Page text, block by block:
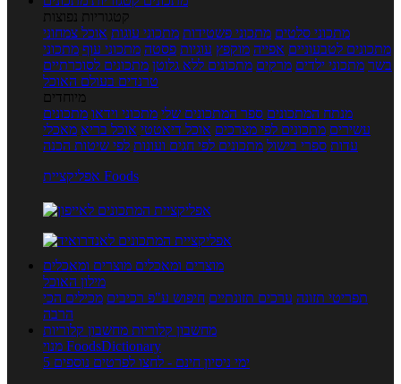
קטגוריות נפוצות
מתכוני סלטים מתכוני פשטידות מתכוני עוגות אוכל צמחוני
מתכונים לטבעוניים אפייה מוקפץ עוגיות פסטה מתכוני עוף מתכוני
בשר מתכוני ילדים מרקים מתכונים ללא גלוטן מתכונים לסוכרתיים
טרנדים בעולם האוכל
מיוחדים
מנתח המתכונים ספר המתכונים שלי מתכוני וידאו מתכונים
עשירים מתכונים לפי מצרכים אוכל דיאטטי אוכל בריא מאכלי
עדות ספרי בישול מתכונים לפי חגים ועונות לפי שיטות הכנה
אפליקציית Foods
מוצרים ומאכלים מוצרים ומאכלים
מילון האוכל
תפריטי תזונה ערכים תזונתיים חיפוש ע"פ רכיבים מכילים הכי
הרבה
מחשבון קלוריות מחשבון קלוריות
מנוי FoodsDictionary
5 ימי ניסיון חינם - לחצו לפרטים נוספים